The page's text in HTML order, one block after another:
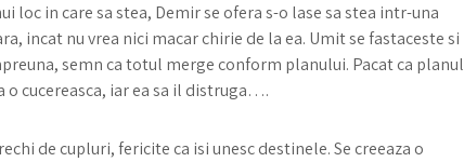
loc in care sa stea, Demir se ofera s-o lase sa stea intr-una
incat nu vrea nici macar chirie de la ea. Umit se fastaceste si
semn ca totul merge conform planului. Pacat ca planul
o cucereasca, iar ea sa il distruga….
de cupluri, fericite ca isi unesc destinele. Se creeaza o